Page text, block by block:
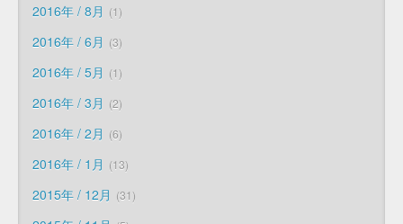
2016年 / 8月 1
2016年 / 6月 3
2016年 / 5月 1
2016年 / 3月 2
2016年 / 2月 6
2016年 / 1月 13
2015年 / 12月 31